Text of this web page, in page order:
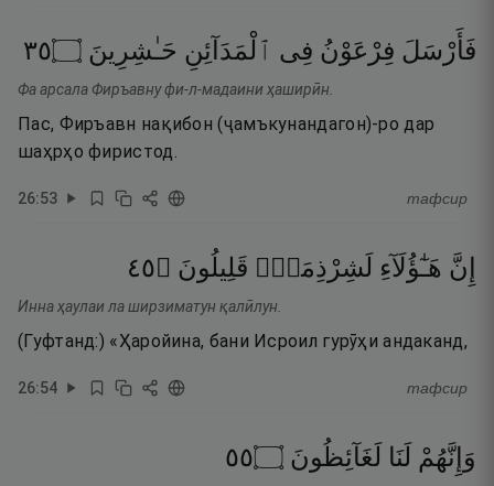
فَأَرْسَلَ فِرْعَوْنُ فِى ٱلْمَدَآئِنِ حَـٰشِرِينَ ۝٥٣
Фа арсала Фиръавну фи-л-мадаини ҳаширӣн.
Пас, Фиръавн нақибон (ҷамъкунандагон)-ро дар
шаҳрҳо фиристод.
26:53 тафсир
إِنَّ هَـٰٓؤُلَآءِ لَشِرْذِمَةٌۭ قَلِيلُونَ ۝٥٤
Инна ҳаулаи ла ширзиматун қалӣлун.
(Гуфтанд:) «Ҳаройина, бани Исроил гурӯҳи андаканд,
26:54 тафсир
وَإِنَّهُمْ لَنَا لَغَآئِظُونَ ۝٥٥